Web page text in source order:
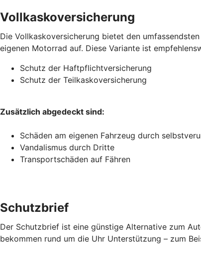
Vollkaskoversicherung
Die Vollkaskoversicherung bietet den
eigenen Motorrad auf. Diese Variante ist
Schutz der Haftpflichtversicherung
Schutz der Teilkaskoversicherung
Zusätzlich abgedeckt sind:
Schäden am eigenen Fahrzeug durch
Vandalismus durch Dritte
Transportschäden auf Fähren
Schutzbrief
Der Schutzbrief ist eine günstige Alternative zum
bekommen rund um die Uhr Unterstützung – zum